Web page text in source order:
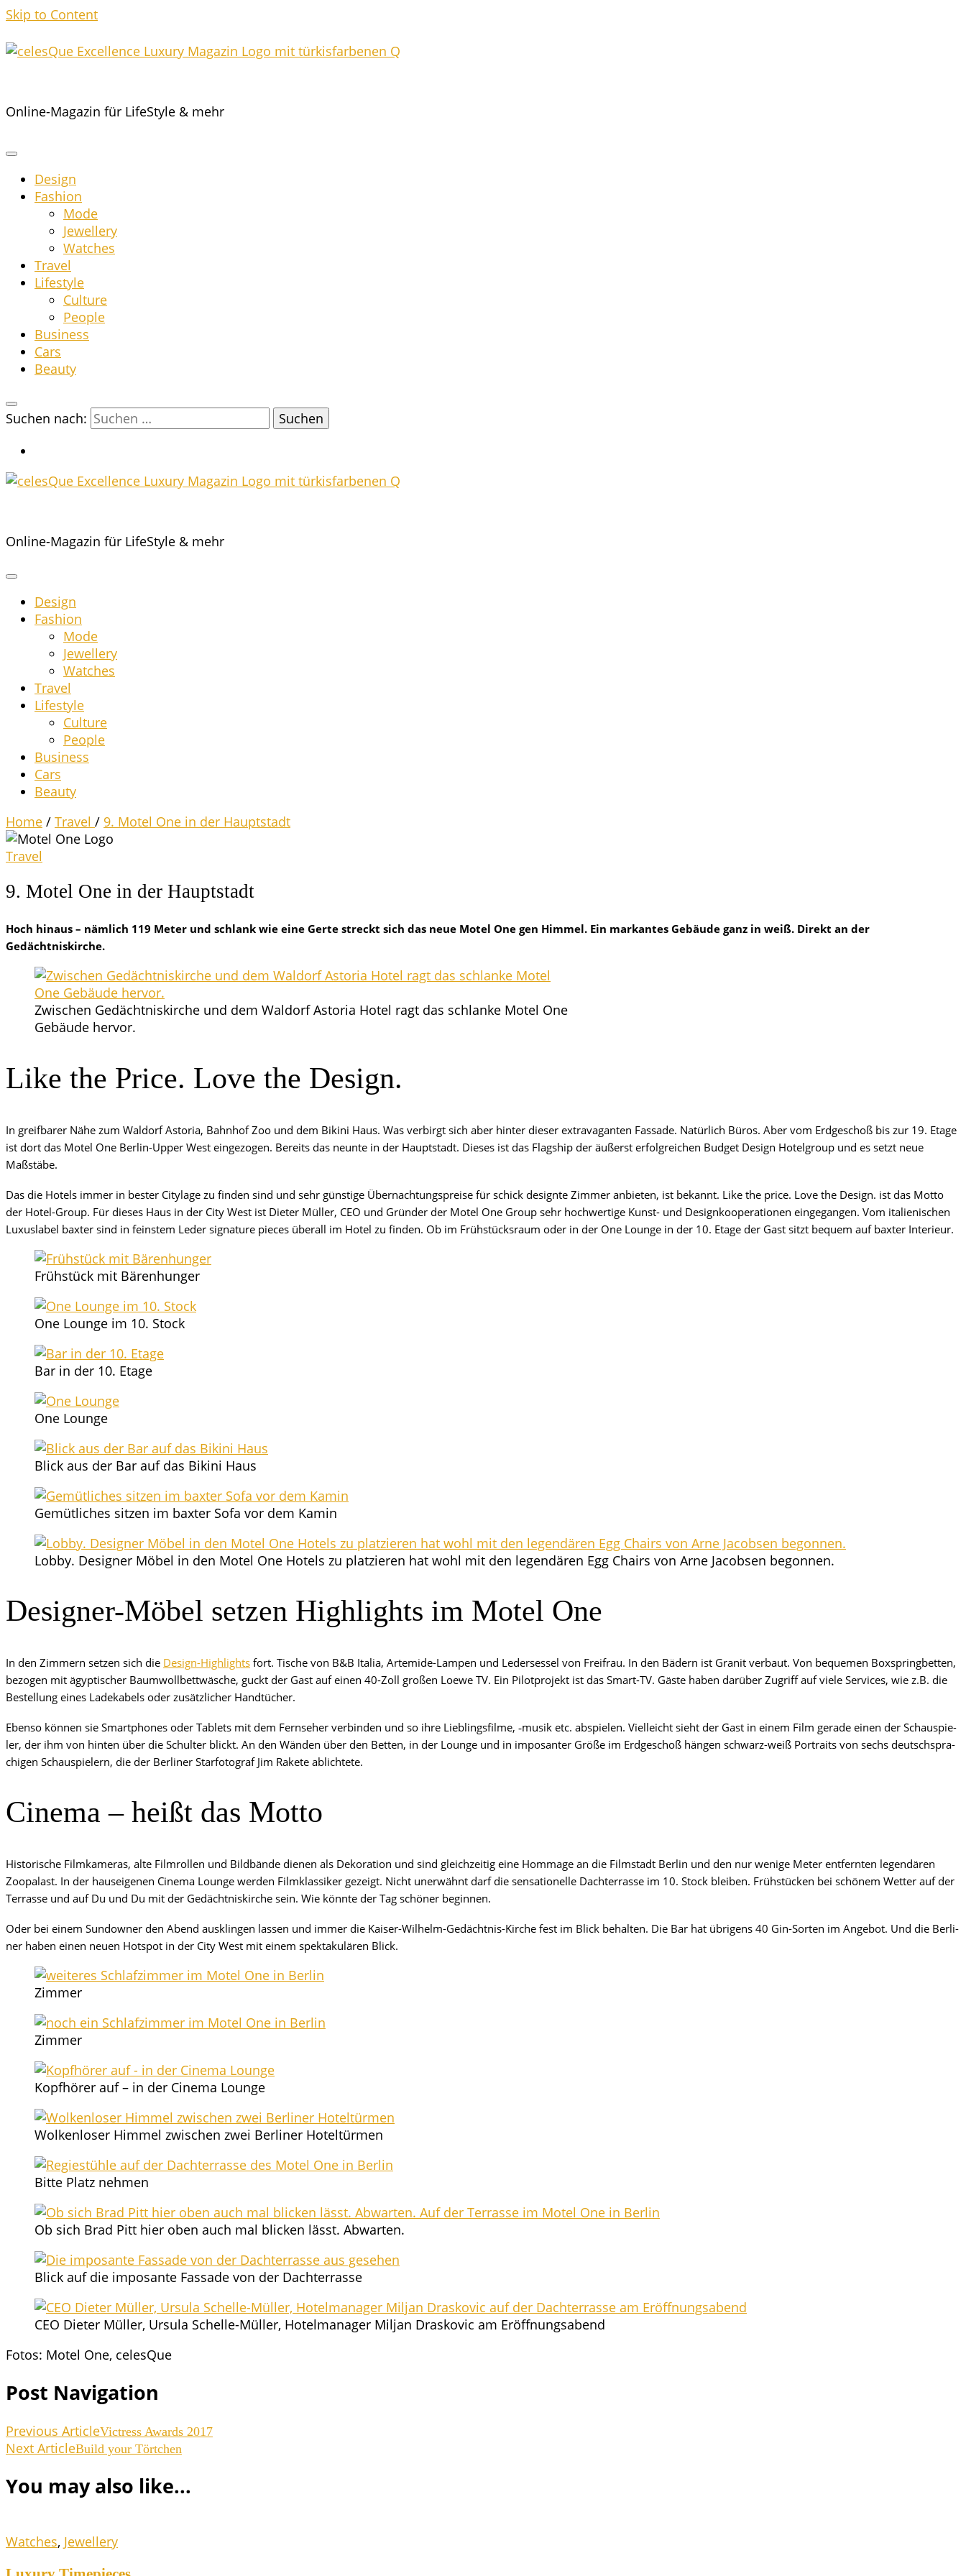
Skip to Content
Online-Magazin für LifeStyle & mehr
Design
Fashion
Mode
Jewel­lery
Wat­ches
Tra­vel
Life­style
Cul­tu­re
Peo­p­le
Busi­ness
Cars
Beau­ty
Suchen nach:
Online-Magazin für LifeStyle & mehr
Design
Fashion
Mode
Jewel­lery
Wat­ches
Tra­vel
Life­style
Cul­tu­re
Peo­p­le
Busi­ness
Cars
Beau­ty
Home / Travel / 9. Motel One in der Hauptstadt
Travel
9. Motel One in der Hauptstadt
Hoch hin­aus – näm­lich 119 Meter und schlank wie eine Ger­te streckt sich das neue Motel One gen Him­mel. Ein mar­kan­tes Gebäu­de ganz in weiß. Direkt an der
Gedächtniskirche.
Zwi­schen Gedächt­nis­kir­che und dem Wal­dorf Asto­ria Hotel ragt das schlan­ke Motel One
Gebäu­de hervor.
Like the Pri­ce. Love the Design.
In greif­ba­rer Nähe zum Wal­dorf Asto­ria, Bahn­hof Zoo und dem Biki­ni Haus. Was ver­birgt sich aber hin­ter die­ser extra­va­gan­ten Fas­sa­de. Natür­lich Büros. Aber vom Erd­ge­schoß bis zur 19. Eta­ge
ist dort das Motel One Ber­lin-Upper West ein­ge­zo­gen. Bereits das neun­te in der Haupt­stadt. Die­ses ist das Flag­ship der äußerst erfolg­rei­chen Bud­get Design Hotel­group und es setzt neue
Maßstäbe.
Das die Hotels immer in bes­ter City­la­ge zu fin­den sind und sehr güns­ti­ge Über­nach­tungs­prei­se für schick design­te Zim­mer anbie­ten, ist bekannt. Like the pri­ce. Love the Design. ist das Mot­to
der Hotel-Group. Für die­ses Haus in der City West ist Die­ter Mül­ler, CEO und Grün­der der Motel One Group sehr hoch­wer­ti­ge Kunst- und Design­ko­ope­ra­tio­nen ein­ge­gan­gen. Vom ita­lie­ni­schen
Luxus­la­bel bax­ter sind in feins­tem Leder signa­tu­re pie­ces über­all im Hotel zu fin­den. Ob im Früh­stücks­raum oder in der One Lounge in der 10. Eta­ge der Gast sitzt bequem auf bax­ter Interieur.
Früh­stück mit Bärenhunger
One Lounge im 10. Stock
Bar in der 10. Etage
One Lounge
Blick aus der Bar auf das Biki­ni Haus
Gemüt­li­ches sit­zen im bax­ter Sofa vor dem Kamin
Lob­by. Desi­gner Möbel in den Motel One Hotels zu plat­zie­ren hat wohl mit den legen­dä­ren Egg Chairs von Arne Jacob­sen begonnen.
Desi­gner-Möbel set­zen High­lights im Motel One
In den Zim­mern set­zen sich die Design-High­lights fort. Tische von B&B Ita­lia, Artem­ide-Lam­pen und Leder­ses­sel von Frei­frau. In den Bädern ist Gra­nit ver­baut. Von beque­men Box­spring­bet­ten,
bezo­gen mit ägyp­ti­scher Baum­woll­bett­wä­sche, guckt der Gast auf einen 40-Zoll gro­ßen Loe­we TV. Ein Pilot­pro­jekt ist das Smart-TV. Gäs­te haben dar­über Zugriff auf vie­le Ser­vices, wie z.B. die
Bestel­lung eines Lade­ka­bels oder zusätz­li­cher Handtücher.
Eben­so kön­nen sie Smart­phones oder Tablets mit dem Fern­se­her ver­bin­den und so ihre Lieb­lings­fil­me, ‑musik etc. abspie­len. Viel­leicht sieht der Gast in einem Film gera­de einen der Schau­spie­
ler, der ihm von hin­ten über die Schul­ter blickt. An den Wän­den über den Bet­ten, in der Lounge und in impo­san­ter Grö­ße im Erd­ge­schoß hän­gen schwarz-weiß Por­traits von sechs deutsch­spra­
chi­gen Schau­spie­lern, die der Ber­li­ner Star­fo­to­graf Jim Rake­te ablichtete.
Cine­ma – heißt das Motto
His­to­ri­sche Film­ka­me­ras, alte Film­rol­len und Bild­bän­de die­nen als Deko­ra­ti­on und sind gleich­zei­tig eine Hom­mage an die Film­stadt Ber­lin und den nur weni­ge Meter ent­fern­ten legen­dä­ren
Zoo­pa­last. In der haus­ei­ge­nen Cine­ma Lounge wer­den Film­klas­si­ker gezeigt. Nicht uner­wähnt darf die sen­sa­tio­nel­le Dach­ter­ras­se im 10. Stock blei­ben. Früh­stü­cken bei schö­nem Wet­ter auf der
Ter­ras­se und auf Du und Du mit der Gedächt­nis­kir­che sein. Wie könn­te der Tag schö­ner beginnen.
Oder bei einem Sun­dow­ner den Abend aus­klin­gen las­sen und immer die Kai­ser-Wil­helm-Gedächt­nis-Kir­che fest im Blick behal­ten. Die Bar hat übri­gens 40 Gin-Sor­ten im Ange­bot. Und die Ber­li­
ner haben einen neu­en Hot­spot in der City West mit einem spek­ta­ku­lä­ren Blick.
Zimmer
Zimmer
Kopf­hö­rer auf – in der Cine­ma Lounge
Wol­ken­lo­ser Him­mel zwi­schen zwei Ber­li­ner Hoteltürmen
Bit­te Platz nehmen
Ob sich Brad Pitt hier oben auch mal bli­cken lässt. Abwarten.
Blick auf die impo­san­te Fas­sa­de von der Dachterrasse
CEO Die­ter Mül­ler, Ursu­la Schel­le-Mül­ler, Hotel­ma­na­ger Mil­jan Dras­ko­vic am Eröffnungsabend
Fotos: Motel One, celesQue
Post Navigation
Previous ArticleVic­tress Awards 2017
Next ArticleBuild your Törtchen
You may also like...
Watches, Jewellery